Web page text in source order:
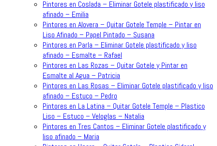
Pintores en Coslada – Eliminar Gotele plastificado y liso
afinado – Emilia
Pintores en Alovera – Quitar Gotele Temple – Pintar en
Liso Afinado – Papel Pintado – Susana
Pintores en Parla – Eliminar Gotele plastificado y liso
afinado – Esmalte – Rafael
Pintores en Las Rozas – Quitar Gotele y Pintar en
Esmalte al Agua – Patricia
Pintores en Las Rosas – Eliminar Gotele plastificado y liso
afinado – Estuco – Pedro
Pintores en La Latina – Quitar Gotele Temple – Plastico
Liso – Estuco – Veloglas – Natalia
Pintores en Tres Cantos – Eliminar Gotele plastificado y
liso afinado – Maria